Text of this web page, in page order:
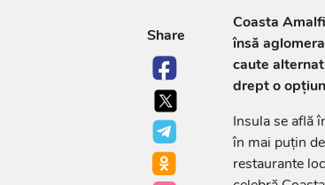
Share
Coasta
însă
caute
drept o
Insula se află
în mai puțin
restaurante